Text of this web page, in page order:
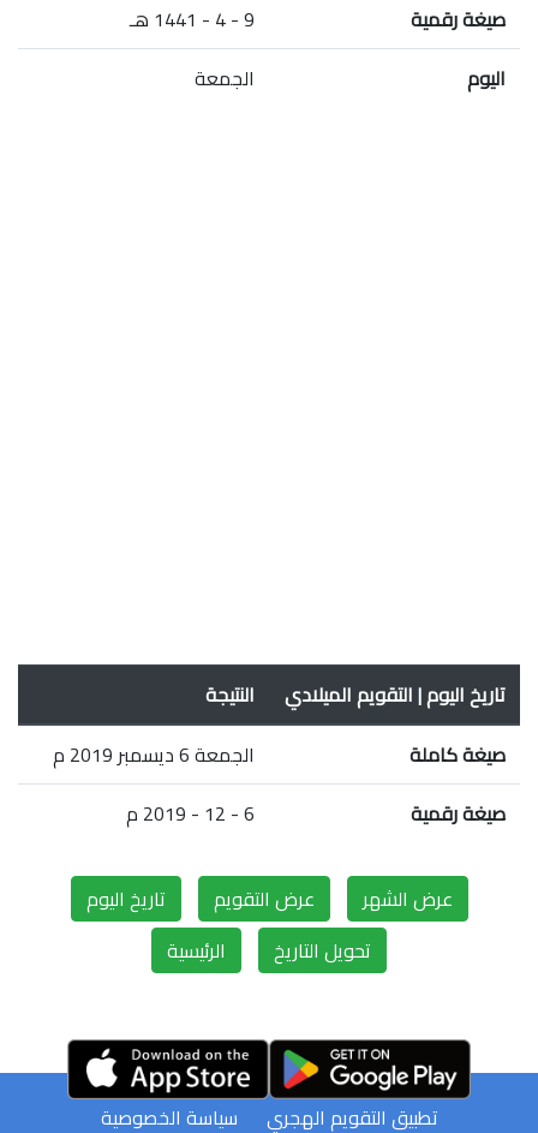
صيغة رقمية
9 - 4 - 1441 هـ
اليوم
الجمعة
تاريخ اليوم | التقويم الميلادي
النتيجة
صيغة كاملة
الجمعة 6 ديسمبر 2019 م
صيغة رقمية
6 - 12 - 2019 م
عرض الشهر عرض التقويم
تاريخ اليوم
تحويل التاريخ
الرئيسية
سياسة الخصوصية تطبيق التقويم الهجري